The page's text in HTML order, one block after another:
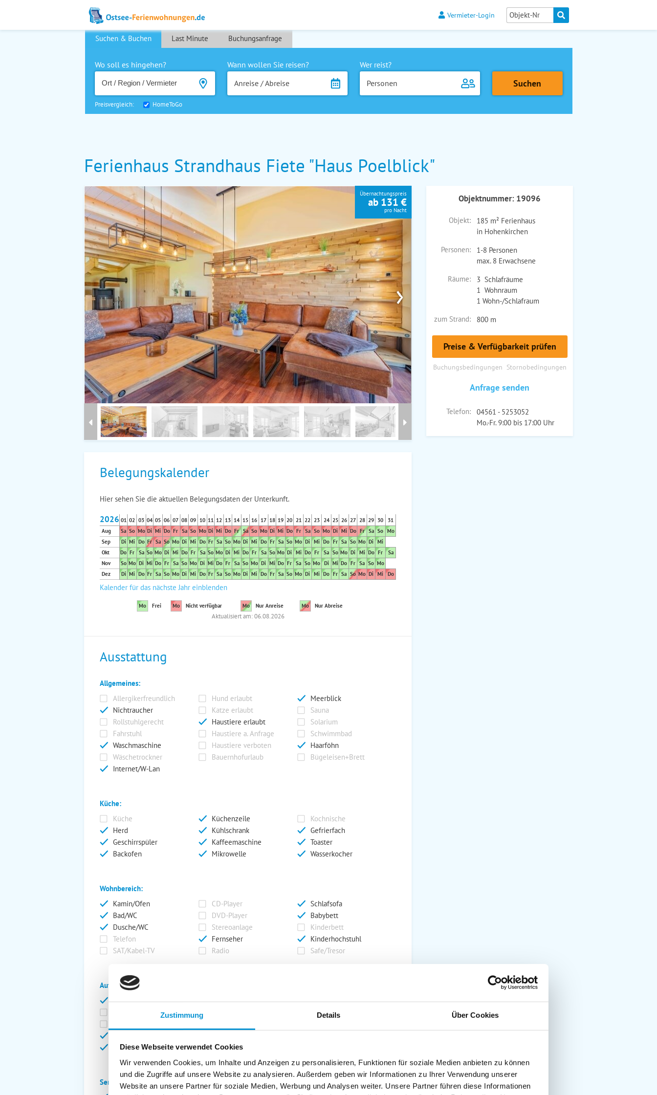
Zustimmung Details Über Cookies
Diese Webseite verwendet Cookies
Wir verwenden Cookies, um Inhalte und Anzeigen zu personalisieren, Funktionen für soziale Medien anbieten zu können
und die Zugriffe auf unsere Website zu analysieren. Außerdem geben wir Informationen zu Ihrer Verwendung unserer
Website an unsere Partner für soziale Medien, Werbung und Analysen weiter. Unsere Partner führen diese Informationen
Vermieter-Login
Suchen & Buchen Last Minute Buchungsanfrage
Wo soll es hingehen?
Wann wollen Sie reisen?
Anreise / Abreise
Wer reist?
Personen
Preisvergleich: HomeToGo
Ferienhaus Strandhaus Fiete "Haus Poelblick"
›
Übernachtungspreis
ab 131 €
pro Nacht
Objektnummer: 19096
Objekt:
185 m² Ferienhaus
in Hohenkirchen
Personen:
1-8 Personen
max. 8 Erwachsene
Räume:
3 Schlafräume
1 Wohnraum
1 Wohn-/Schlafraum
zum Strand:
800 m
Preise & Verfügbarkeit prüfen
Buchungsbedingungen Stornobedingungen
Anfrage senden
Telefon:
04561 - 5253052
Mo.-Fr. 9:00 bis 17:00 Uhr
Belegungskalender
Hier sehen Sie die aktuellen Belegungsdaten der Unterkunft.
2026 01 02 03 04 05 06 07 08 09 10 11 12 13 14 15 16 17 18 19 20 21 22 23 24 25 26 27 28 29 30
31
Aug
Sa So Mo Di Mi Do Fr Sa So Mo Di Mi Do Fr Sa So Mo Di Mi Do Fr Sa So Mo Di Mi Do Fr Sa So Mo
Sep
Di Mi Do Fr Sa So Mo Di Mi Do Fr Sa So Mo Di Mi Do Fr Sa So Mo Di Mi Do Fr Sa So Mo Di Mi
Okt
Do Fr Sa So Mo Di Mi Do Fr Sa So Mo Di Mi Do Fr Sa So Mo Di Mi Do Fr Sa So Mo Di Mi Do Fr
Sa
Nov
So Mo Di Mi Do Fr Sa So Mo Di Mi Do Fr Sa So Mo Di Mi Do Fr Sa So Mo Di Mi Do Fr Sa So Mo
Dez
Di Mi Do Fr Sa So Mo Di Mi Do Fr Sa So Mo Di Mi Do Fr Sa So Mo Di Mi Do Fr Sa So Mo Di Mi Do
Kalender für das nächste Jahr einblenden
Mo Frei Mo Nicht verfügbar Mo Nur Anreise Mo Nur Abreise
Aktualisiert am: 06.08.2026
Ausstattung
Allgemeines:
Allergikerfreundlich
Hund erlaubt
Meerblick
Nichtraucher
Katze erlaubt
Sauna
Rollstuhlgerecht
Haustiere erlaubt
Solarium
Fahrstuhl
Haustiere a. Anfrage
Schwimmbad
Waschmaschine
Haustiere verboten
Haarföhn
Wäschetrockner
Bauernhofurlaub
Bügeleisen+Brett
Internet/W-Lan
Küche:
Küche
Küchenzeile
Kochnische
Herd
Kühlschrank
Gefrierfach
Geschirrspüler
Kaffeemaschine
Toaster
Backofen
Mikrowelle Wasserkocher
Wohnbereich:
Kamin/Ofen
CD-Player
Schlafsofa
Bad/WC
DVD-Player
Babybett
Dusche/WC
Stereoanlage
Kinderbett
Telefon
Fernseher
Kinderhochstuhl
SAT/Kabel-TV
Radio Safe/Tresor
Außenanlage:
Garten/Liegewiese
Carport
Grill
Grillplatz
Balkon
Abstellraum
Service: